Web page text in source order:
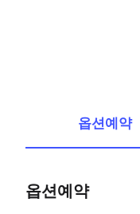
옵션예약
옵션예약